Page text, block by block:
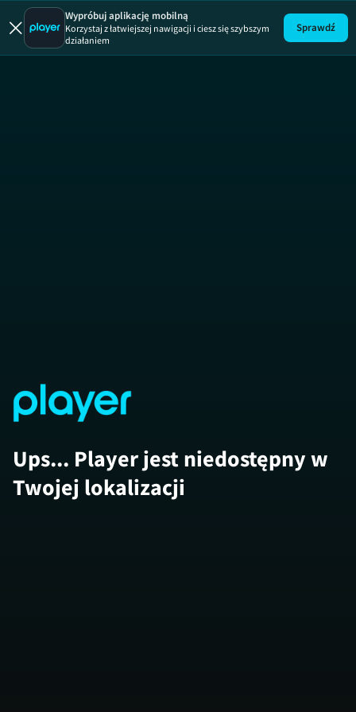
19 + ODCINEK 602
19 +
Wypróbuj aplikację mobilną
Korzystaj z łatwiejszej nawigacji i ciesz się szybszym
działaniem
Sprawdź
Ups... Player jest niedostępny w
Twojej lokalizacji